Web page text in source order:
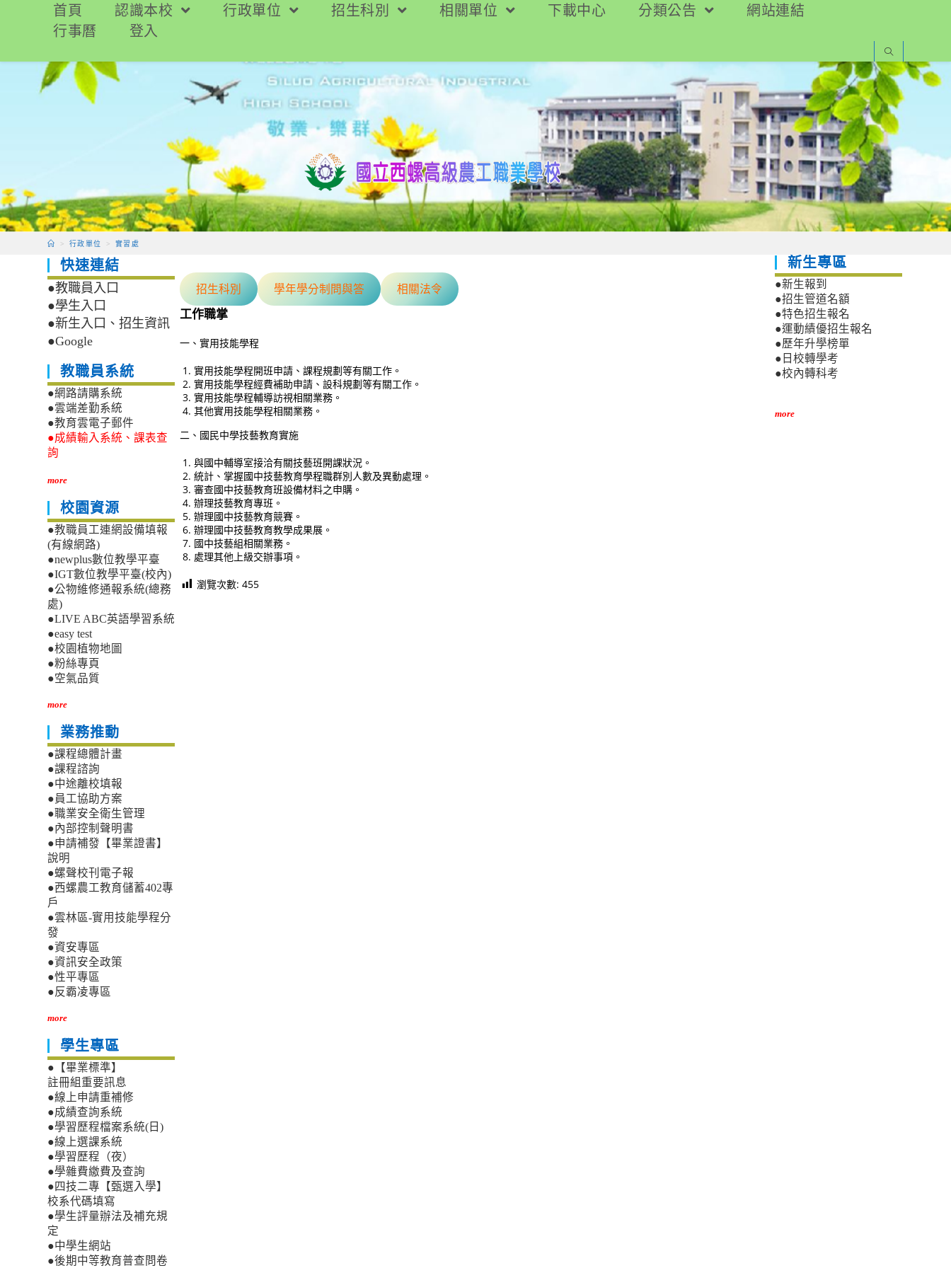
要
首頁 認識本校 行政單位 招生科別 相關單位 下載中心 分類公告
網站連結
行事曆
登入
> 行政單位 > 實習處
招生科別 學年學分制問與答 相關法令
工作職掌
一、實用技能學程
實用技能學程開班申請、課程規劃等有關工作。
實用技能學程經費補助申請、設科規劃等有關工作。
實用技能學程輔導訪視相關業務。
其他實用技能學程相關業務。
二、國民中學技藝教育實施
與國中輔導室接洽有關技藝班開課狀況。
統計、掌握國中技藝教育學程職群別人數及異動處理。
審查國中技藝教育班設備材料之申購。
辦理技藝教育專班。
辦理國中技藝教育競賽。
辦理國中技藝教育教學成果展。
國中技藝組相關業務。
處理其他上級交辦事項。
瀏覽次數: 455
快速連結
●教職員入口
●學生入口
●新生入口、招生資訊
●Google
教職員系統
●網路請購系統
●雲端差勤系統
●教育雲電子郵件
●成績輸入系統、課表查
詢
more
校園資源
●教職員工連網設備填報
(有線網路)
●newplus數位教學平臺
●IGT數位教學平臺(校內)
●公物維修通報系統(總務
處)
●LIVE ABC英語學習系統
●easy test
●校園植物地圖
●粉絲專頁
●空氣品質
more
業務推動
●課程總體計畫
●課程諮詢
●中途離校填報
●員工協助方案
●職業安全衛生管理
●內部控制聲明書
●申請補發【畢業證書】
說明
●螺聲校刊電子報
●西螺農工教育儲蓄402專
戶
●雲林區-實用技能學程分
發
●資安專區
●資訊安全政策
●性平專區
●反霸凌專區
more
學生專區
●【畢業標準】
註冊組重要訊息
●線上申請重補修
●成績查詢系統
●學習歷程檔案系統(日)
●線上選課系統
●學習歷程（夜）
●學雜費繳費及查詢
●四技二專【甄選入學】
校系代碼填寫
●學生評量辦法及補充規
定
●中學生網站
●後期中等教育普查問卷
新生專區
●新生報到
●招生管道名額
●特色招生報名
●運動績優招生報名
●歷年升學榜單
●日校轉學考
●校內轉科考
more